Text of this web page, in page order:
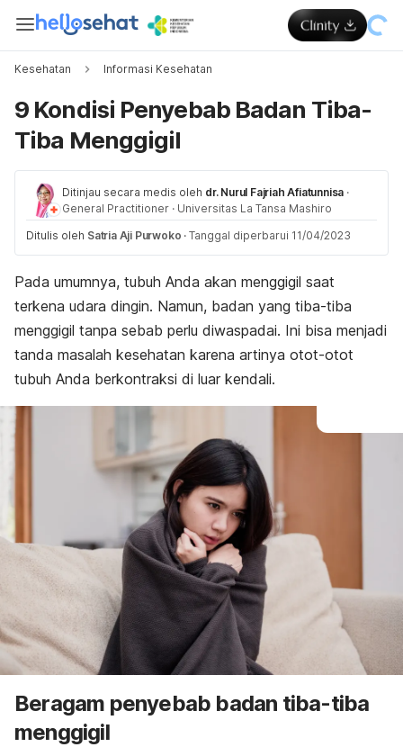
Kesehatan Informasi Kesehatan
9 Kondisi Penyebab Badan Tiba-
Tiba Menggigil
Ditinjau secara medis oleh dr. Nurul Fajriah Afiatunnisa ·
General Practitioner · Universitas La Tansa Mashiro
Ditulis oleh Satria Aji Purwoko · Tanggal diperbarui 11/04/2023
Pada umumnya, tubuh Anda akan menggigil saat
terkena udara dingin. Namun, badan yang tiba-tiba
menggigil tanpa sebab perlu diwaspadai. Ini bisa menjadi
tanda masalah kesehatan karena artinya otot-otot
tubuh Anda berkontraksi di luar kendali.
Beragam penyebab badan tiba-tiba
menggigil